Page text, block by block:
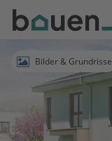
Bauen
Logo
Anmelden
Bilder & Grundrisse